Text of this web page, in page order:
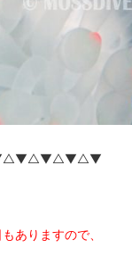
ありますので、